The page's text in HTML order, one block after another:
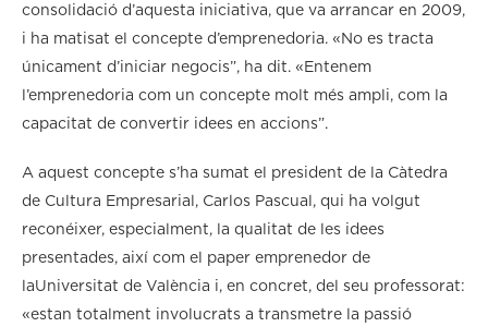
consolidació d’aquesta iniciativa, que va arrancar en 2009,
i ha matisat el concepte d’emprenedoria. «No es tracta
únicament d’iniciar negocis”, ha dit. «Entenem
l’emprenedoria com un concepte molt més ampli, com la
capacitat de convertir idees en accions”.
A aquest concepte s’ha sumat el president de la Càtedra
de Cultura Empresarial, Carlos Pascual, qui ha volgut
reconéixer, especialment, la qualitat de les idees
presentades, així com el paper emprenedor de
laUniversitat de València i, en concret, del seu professorat:
«estan totalment involucrats a transmetre la passió